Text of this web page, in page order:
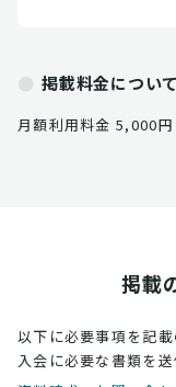
掲載料金について
月額利用料金 5,000円
掲載
以下に必要事項を記
入会に必要な書類を